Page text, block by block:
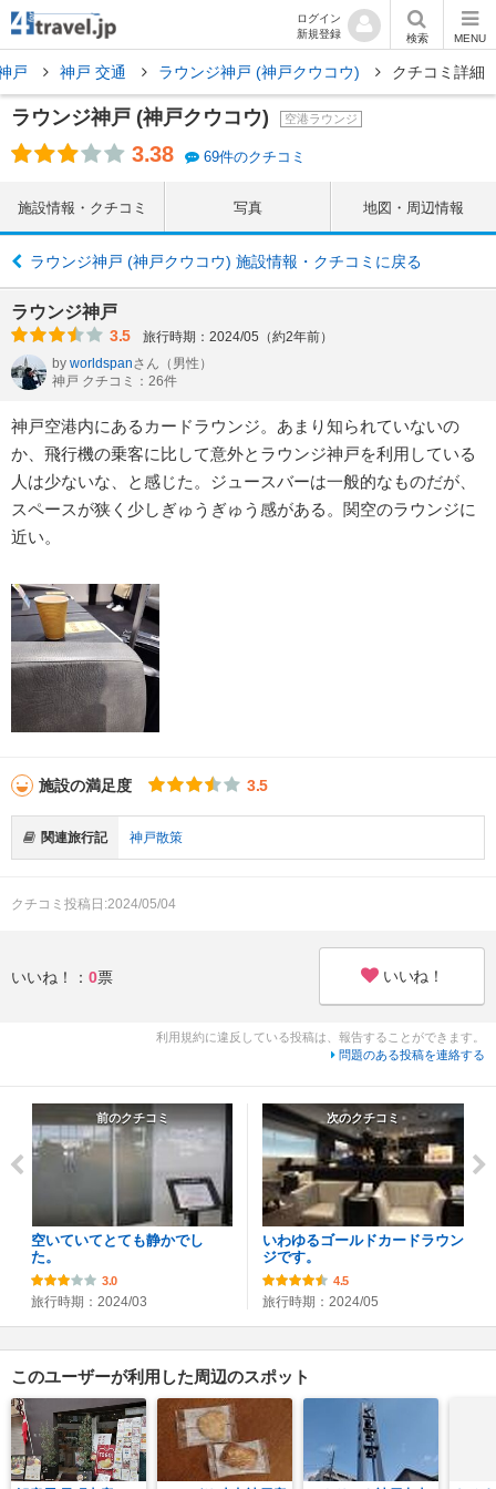
ログイン
新規登録
検索 MENU
戸 神戸 交通 ラウンジ神戸 (神戸クウコウ) クチコミ詳細
ラウンジ神戸 (神戸クウコウ) 空港ラウンジ
3.38 69件のクチコミ
施設情報・クチコミ 写真 地図・周辺情報
ラウンジ神戸 (神戸クウコウ) 施設情報・クチコミに戻る
ラウンジ神戸
3.5
旅行時期：2024/05（約2年前）
by worldspanさん （男性）
神戸 クチコミ：26件
神戸空港内にあるカードラウンジ。あまり知られていないの
か、飛行機の乗客に比して意外とラウンジ神戸を利用している
人は少ないな、と感じた。ジュースバーは一般的なものだが、
スペースが狭く少しぎゅうぎゅう感がある。関空のラウンジに
近い。
施設の満足度 3.5
関連旅行記 神戸散策
クチコミ投稿日:2024/05/04
いいね！： 0票 いいね！
利用規約に違反している投稿は、報告することができます。
問題のある投稿を連絡する
前のクチコミ
空いていてとても静かでし
た。
3.0
旅行時期：2024/03
次のクチコミ
いわゆるゴールドカードラウン
ジです。
4.5
旅行時期：2024/05
このユーザーが利用した周辺のスポット